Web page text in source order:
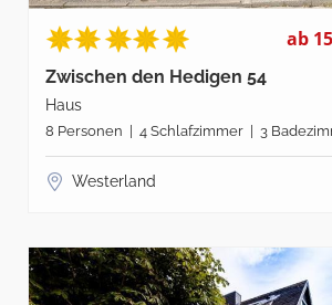
ab
Zwischen den Hedigen 54
Haus
8 Personen | 4 Schlafzimmer | 3
Westerland